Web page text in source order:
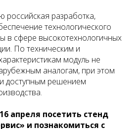
разработка,
технологического
в сфере высокотехнологичных
По техническим и
модуль не
аналогам, при этом
доступным решением
апреля посетить стенд
и познакомиться с